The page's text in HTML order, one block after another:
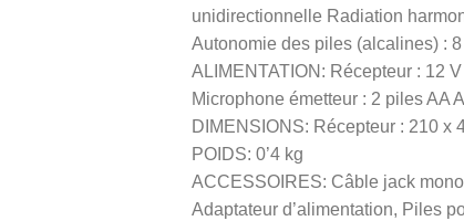
unidirectionnelle Radiation
Autonomie des piles (alcalines) :
ALIMENTATION: Récepteur : 12
Microphone émetteur : 2 piles AA
DIMENSIONS: Récepteur : 210 x
POIDS: 0’4 kg
ACCESSOIRES: Câble jack
Adaptateur d’alimentation, Piles